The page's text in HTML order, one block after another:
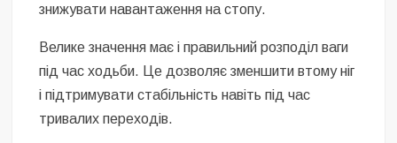
знижувати навантаження на стопу.
Велике значення має і правильний розподіл ваги
під час ходьби. Це дозволяє зменшити втому ніг
і підтримувати стабільність навіть під час
тривалих переходів.